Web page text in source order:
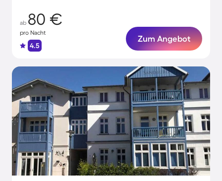
ab 80 €
pro Nacht
4.5
Zum Angebot